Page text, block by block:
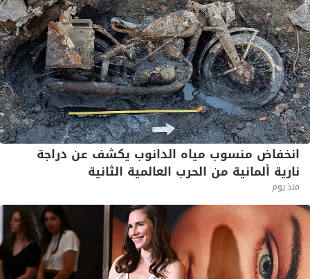
انخفاض منسوب مياه الدانوب يكشف عن دراجة
نارية ألمانية من الحرب العالمية الثانية
منذ يوم